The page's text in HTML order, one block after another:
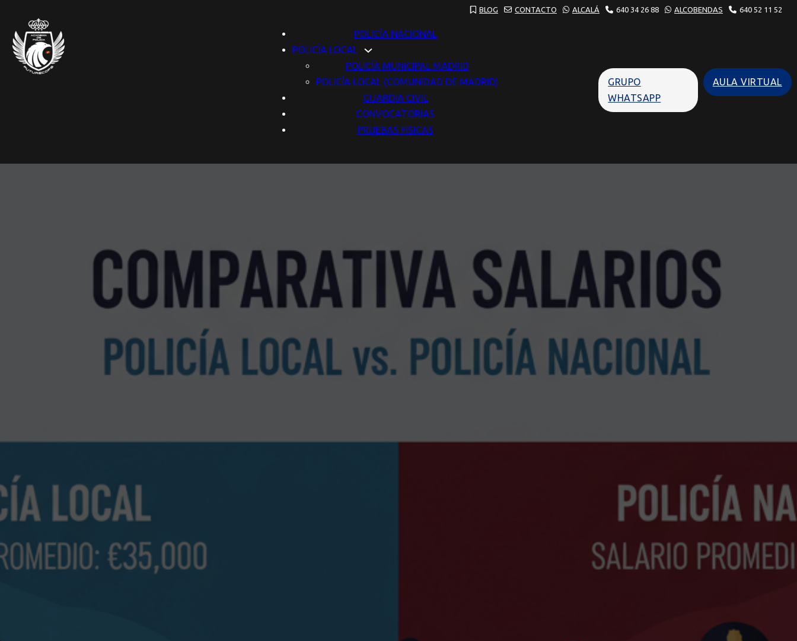
BLOG CONTACTO ALCALÁ 640 34 26 88 ALCOBENDAS 640 52 11 52
POLICÍA NACIONAL
POLICÍA LOCAL
POLICÍA MUNICIPAL MADRID
POLICÍA LOCAL (COMUNIDAD DE MADRID)
GUARDIA CIVIL
CONVOCATORIAS
PRUEBAS FISICAS
GRUPO
WHATSAPP
AULA VIRTUAL